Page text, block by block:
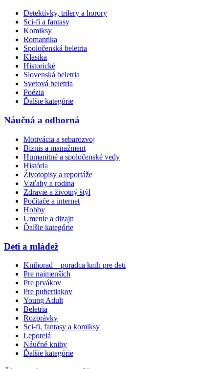
Detektívky, trilery a horory
Sci-fi a fantasy
Komiksy
Romantika
Spoločenská beletria
Klasika
Historické
Slovenská beletria
Svetová beletria
Poézia
Ďalšie kategórie
Náučná a odborná
Motivácia a sebarozvoj
Biznis a manažment
Humanitné a spoločenské vedy
História
Životopisy a reportáže
Vzťahy a rodina
Zdravie a životný štýl
Počítače a internet
Hobby
Umenie a dizajn
Ďalšie kategórie
Deti a mládež
Knihorad – poradca kníh pre deti
Pre najmenších
Pre prvákov
Pre pubertiakov
Young Adult
Beletria
Rozprávky
Sci-fi, fantasy a komiksy
Leporelá
Náučné knihy
Ďalšie kategórie